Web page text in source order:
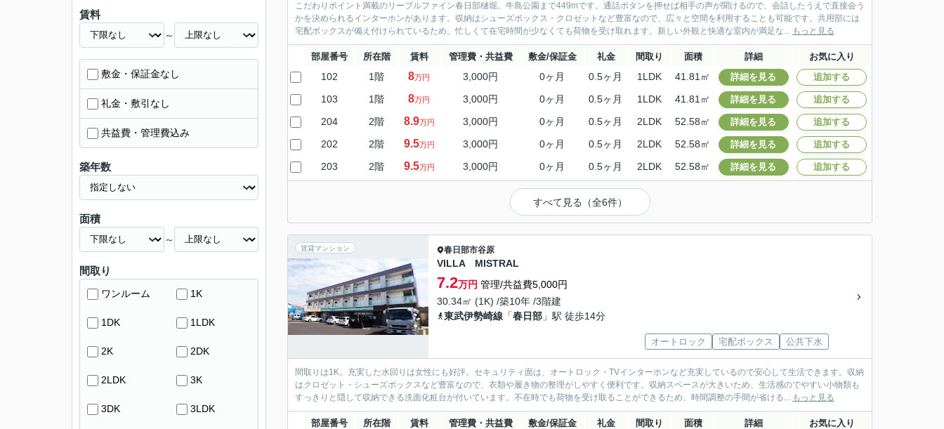
こだわりポイント満載のリーブルファイン春日部樋堀。牛島公園まで449mです。通話ボタンを押せば相手の声が聞けるので、会話したうえで直接会う
かを決められるインターホンがあります。収納はシューズボックス・クロゼットなど豊富なので、広々と空間を利用することも可能です。共用部には
宅配ボックスが備え付けられているため、忙しくて在宅時間が少なくても荷物を受け取れます。新しい外観と快適な室内が満足な... もっと見る
部屋番号 所在階 賃料 管理費・共益費 敷金/保証金 礼金 間取り 面積 詳細 お気に入り
102 1階 8万円 3,000円 0ヶ月 0.5ヶ月 1LDK 41.81㎡ 詳細を見る 追加する
103 1階 8万円 3,000円 0ヶ月 0.5ヶ月 1LDK 41.81㎡ 詳細を見る 追加する
204 2階 8.9万円 3,000円 0ヶ月 0.5ヶ月 2LDK 52.58㎡ 詳細を見る 追加する
202 2階 9.5万円 3,000円 0ヶ月 0.5ヶ月 2LDK 52.58㎡ 詳細を見る 追加する
203 2階 9.5万円 3,000円 0ヶ月 0.5ヶ月 2LDK 52.58㎡ 詳細を見る 追加する
すべて見る（全6件）
賃貸マンション 春日部市谷原
VILLA MISTRAL
7.2万円 管理/共益費5,000円
30.34㎡ (1K) /築10年 /3階建
東武伊勢崎線 「春日部 」駅 徒歩14分
オートロック 宅配ボックス 公共下水
間取りは1K。充実した水回りは女性にも好評。セキュリティ面は、オートロック・TVインターホンなど充実しているので安心して生活できます。収納
はクロゼット・シューズボックスなど豊富なので、衣類や履き物の整理がしやすく便利です。収納スペースが大きいため、生活感のでやすい小物類も
すっきりと隠して収納できる洗面化粧台が付いています。不在時でも荷物を受け取ることができるため、時間調整の手間が省ける... もっと見る
部屋番号 所在階 賃料 管理費・共益費 敷金/保証金 礼金 間取り 面積 詳細 お気に入り
賃料
～
敷金・保証金なし
礼金・敷引なし
共益費・管理費込み
築年数
面積
～
間取り
ワンルーム 1K
1DK 1LDK
2K 2DK
2LDK 3K
3DK 3LDK